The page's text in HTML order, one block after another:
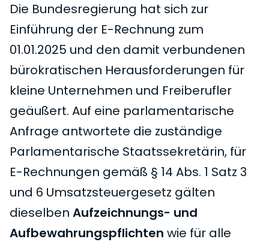
Die Bundesregierung hat sich zur
Einführung der E-Rechnung zum
01.01.2025 und den damit verbundenen
bürokratischen Herausforderungen für
kleine Unternehmen und Freiberufler
geäußert. Auf eine parlamentarische
Anfrage antwortete die zuständige
Parlamentarische Staatssekretärin, für
E-Rechnungen gemäß § 14 Abs. 1 Satz 3
und 6 Umsatzsteuergesetz gälten
dieselben Aufzeichnungs- und
Aufbewahrungspflichten wie für alle